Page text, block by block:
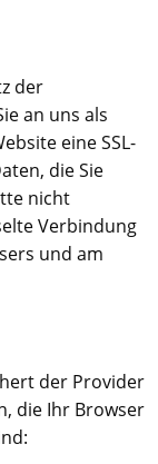
der
an uns als
eine SSL-
die Sie
nicht
Verbindung
und am
der Provider
die Ihr Browser